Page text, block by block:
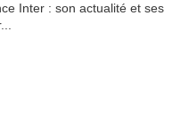
Inter : son actualité et ses